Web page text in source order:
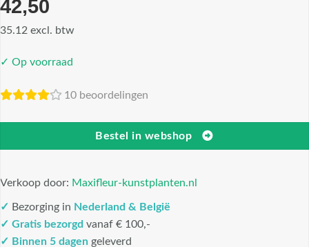
42,50
35.12 excl. btw
✓ Op voorraad
10 beoordelingen
Bestel in webshop
Verkoop door: Maxifleur-kunstplanten.nl
✓ Bezorging in Nederland & België
✓ Gratis bezorgd vanaf € 100,-
✓ Binnen 5 dagen geleverd